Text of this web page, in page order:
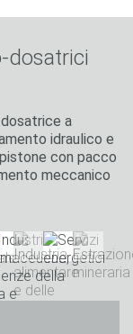
dosatrici
a
idraulico e
con pacco
meccanico